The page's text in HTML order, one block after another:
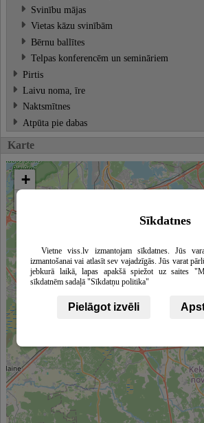
Svinību mājas
Vietas kāzu svinībām
Bērnu ballītes
Telpas konferencēm un semināriem
Pirtis
Laivu noma, īre
Naktsmītnes
Atpūta pie dabas
Karte
+
Sīkdatnes
Vietne viss.lv izmantojam sīkdatnes. Jūs
izmantošanai vai atlasīt sev vajadzīgās. Jūs varat
jebkurā laikā, lapas apakšā spiežot uz saites
sīkdatnēm sadaļā "Sīkdatņu politika"
Pielāgot izvēli